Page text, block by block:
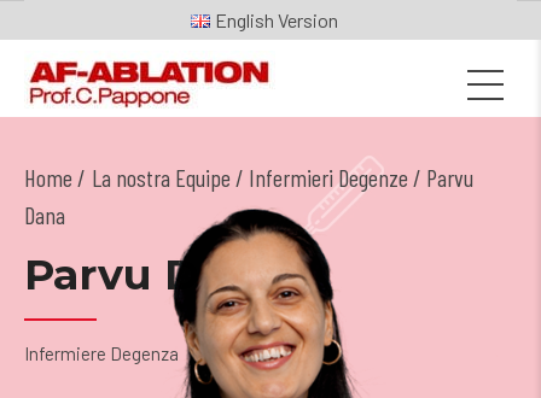
English
Home La nostra Equipe / Infermieri Degenze / Parvu
Dana
Parvu Dana
Infermiere Degenza